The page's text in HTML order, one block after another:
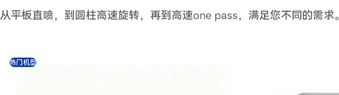
从平板直喷，到圆柱高速旋转，再到高速one pass，满足您不同的需求。
热门机型